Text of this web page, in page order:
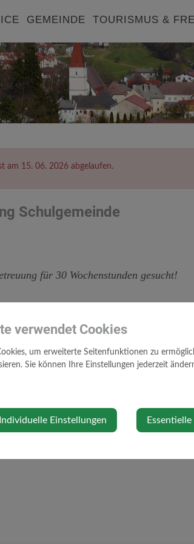
GEMEINDE TOURISMUS &
am 15. 06. 2026 abgelaufen.
Schulgemeinde
für 30 Wochenstunden gesucht!
verwendet Cookies
um erweiterte Seitenfunktionen zu
Sie können Ihre Einstellungen jederzeit
Individuelle Einstellungen